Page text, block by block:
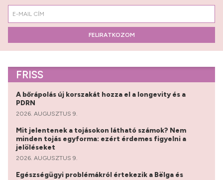
FELIRATKOZOM
FRISS
A bőrápolás új korszakát hozza el a longevity és a
PDRN
2026. AUGUSZTUS 9.
Mit jelentenek a tojásokon látható számok? Nem
minden tojás egyforma: ezért érdemes figyelni a
jelöléseket
2026. AUGUSZTUS 9.
Egészségügyi problémákról értekezik a Bëlga és